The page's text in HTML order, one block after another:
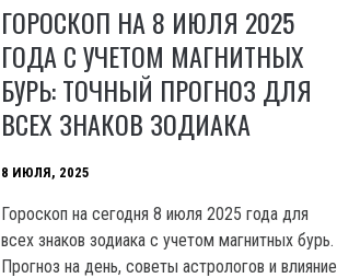
ГОРОСКОП НА 8 ИЮЛЯ 2025
ГОДА С УЧЕТОМ МАГНИТНЫХ
БУРЬ: ТОЧНЫЙ ПРОГНОЗ ДЛЯ
ВСЕХ ЗНАКОВ ЗОДИАКА
8 ИЮЛЯ, 2025
Гороскоп на сегодня 8 июля 2025 года для
всех знаков зодиака с учетом магнитных бурь.
Прогноз на день, советы астрологов и влияние